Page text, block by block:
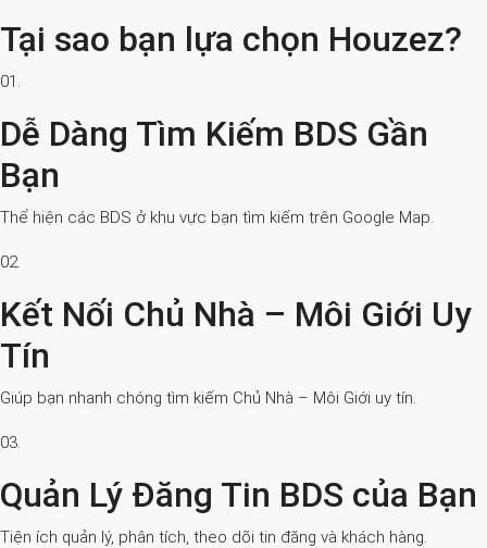
Tại sao bạn lựa chọn Houzez?
01.
Dễ Dàng Tìm Kiếm BDS Gần
Bạn
Thể hiện các BDS ở khu vực bạn tìm kiếm trên Google Map.
02.
Kết Nối Chủ Nhà – Môi Giới Uy
Tín
Giúp bạn nhanh chóng tìm kiếm Chủ Nhà – Môi Giới uy tín.
03.
Quản Lý Đăng Tin BDS của Bạn
Tiện ích quản lý, phân tích, theo dõi tin đăng và khách hàng.